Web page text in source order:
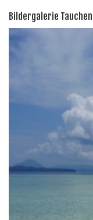
Bildergalerie